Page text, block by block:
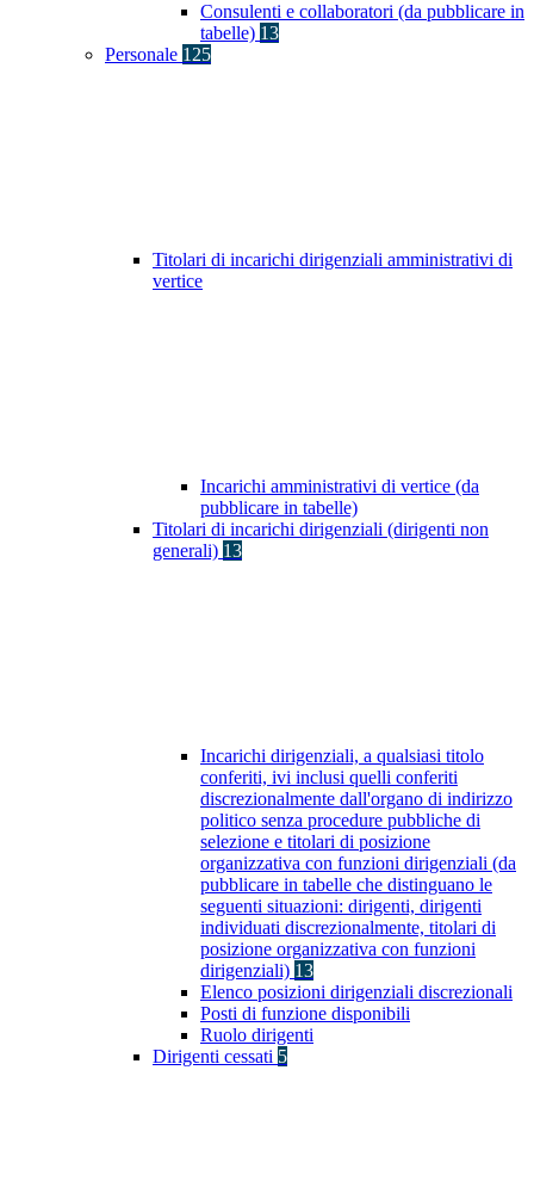
Consulenti e collaboratori (da pubblicare in
tabelle) 13
Personale 125
Titolari di incarichi dirigenziali amministrativi di
vertice
Incarichi amministrativi di vertice (da
pubblicare in tabelle)
Titolari di incarichi dirigenziali (dirigenti non
generali) 13
Incarichi dirigenziali, a qualsiasi titolo
conferiti, ivi inclusi quelli conferiti
discrezionalmente dall'organo di indirizzo
politico senza procedure pubbliche di
selezione e titolari di posizione
organizzativa con funzioni dirigenziali (da
pubblicare in tabelle che distinguano le
seguenti situazioni: dirigenti, dirigenti
individuati discrezionalmente, titolari di
posizione organizzativa con funzioni
dirigenziali) 13
Elenco posizioni dirigenziali discrezionali
Posti di funzione disponibili
Ruolo dirigenti
Dirigenti cessati 5